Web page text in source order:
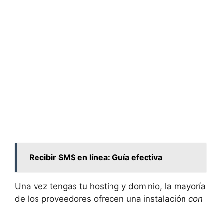
Recibir SMS en línea: Guía efectiva
Una vez tengas tu hosting y dominio, la mayoría
de los proveedores ofrecen una instalación con